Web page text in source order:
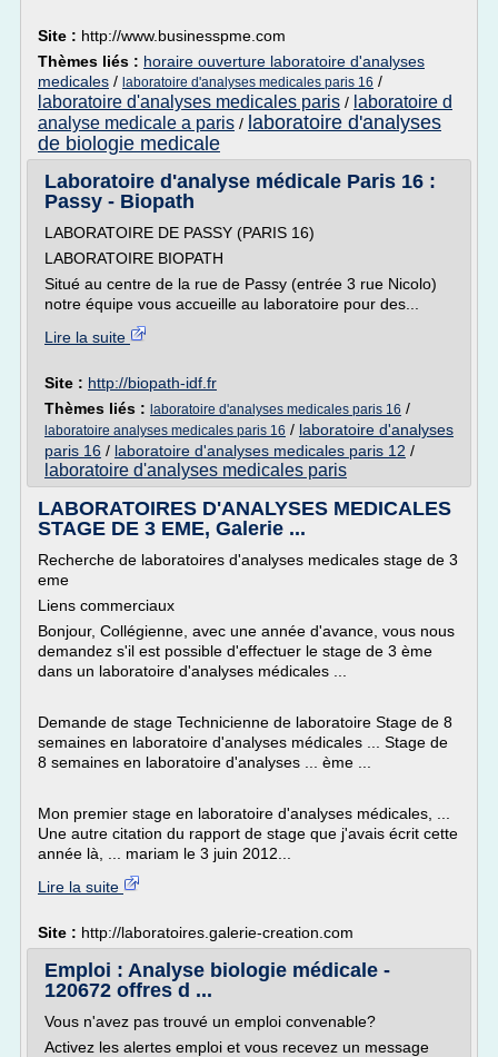
Site : http://www.businesspme.com
Thèmes liés : horaire ouverture laboratoire d'analyses
medicales / laboratoire d'analyses medicales paris 16 /
laboratoire d'analyses medicales paris / laboratoire d
analyse medicale a paris / laboratoire d'analyses
de biologie medicale
Laboratoire d'analyse médicale Paris 16 :
Passy - Biopath
LABORATOIRE DE PASSY (PARIS 16)
LABORATOIRE BIOPATH
Situé au centre de la rue de Passy (entrée 3 rue Nicolo)
notre équipe vous accueille au laboratoire pour des...
Lire la suite
Site : http://biopath-idf.fr
Thèmes liés : laboratoire d'analyses medicales paris 16 /
laboratoire analyses medicales paris 16 / laboratoire d'analyses
paris 16 / laboratoire d'analyses medicales paris 12 /
laboratoire d'analyses medicales paris
LABORATOIRES D'ANALYSES MEDICALES
STAGE DE 3 EME, Galerie ...
Recherche de laboratoires d'analyses medicales stage de 3
eme
Liens commerciaux
Bonjour, Collégienne, avec une année d'avance, vous nous
demandez s'il est possible d'effectuer le stage de 3 ème
dans un laboratoire d'analyses médicales ...
Demande de stage Technicienne de laboratoire Stage de 8
semaines en laboratoire d'analyses médicales ... Stage de
8 semaines en laboratoire d'analyses ... ème ...
Mon premier stage en laboratoire d'analyses médicales, ...
Une autre citation du rapport de stage que j'avais écrit cette
année là, ... mariam le 3 juin 2012...
Lire la suite
Site : http://laboratoires.galerie-creation.com
Emploi : Analyse biologie médicale -
120672 offres d ...
Vous n'avez pas trouvé un emploi convenable?
Activez les alertes emploi et vous recevez un message